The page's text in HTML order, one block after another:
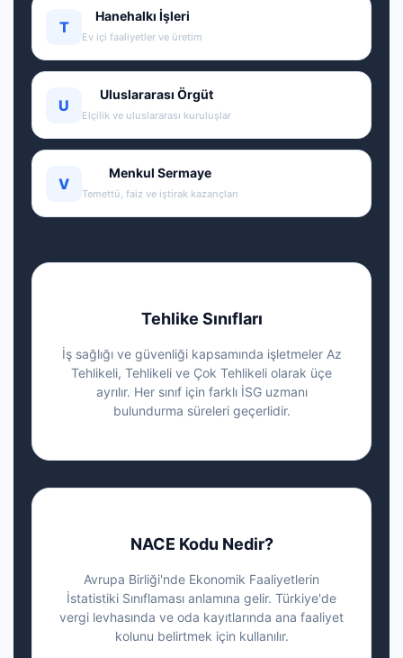
T
Hanehalkı İşleri
Ev içi faaliyetler ve üretim
U
Uluslararası Örgüt
Elçilik ve uluslararası kuruluşlar
V
Menkul Sermaye
Temettü, faiz ve iştirak kazançları
Tehlike Sınıfları
İş sağlığı ve güvenliği kapsamında işletmeler Az
Tehlikeli, Tehlikeli ve Çok Tehlikeli olarak üçe
ayrılır. Her sınıf için farklı İSG uzmanı
bulundurma süreleri geçerlidir.
NACE Kodu Nedir?
Avrupa Birliği'nde Ekonomik Faaliyetlerin
İstatistiki Sınıflaması anlamına gelir. Türkiye'de
vergi levhasında ve oda kayıtlarında ana faaliyet
kolunu belirtmek için kullanılır.